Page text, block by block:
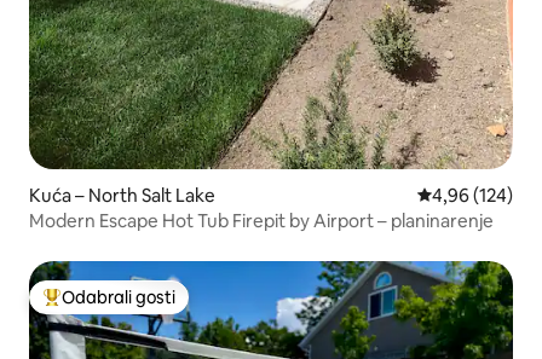
Kuća – North Salt Lake Prosječna
4,96 (124)
Modern Escape Hot Tub Firepit by Airport – planinarenje
Među najviše rangiranima s oznakom „Odabrali gosti”
Odabrali gosti